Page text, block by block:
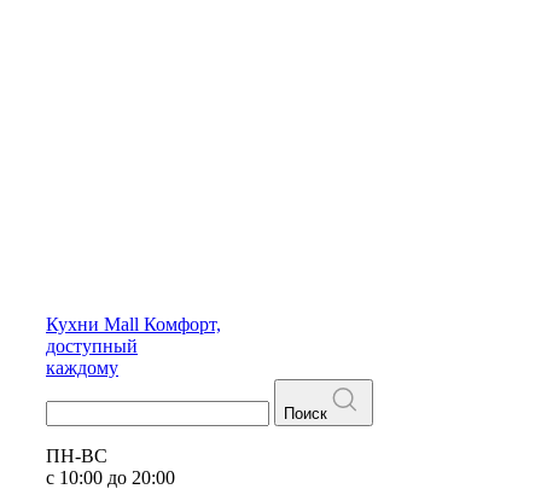
Кухни Mall Комфорт,
доступный
каждому
Поиск
ПН-ВС
с 10:00 до 20:00